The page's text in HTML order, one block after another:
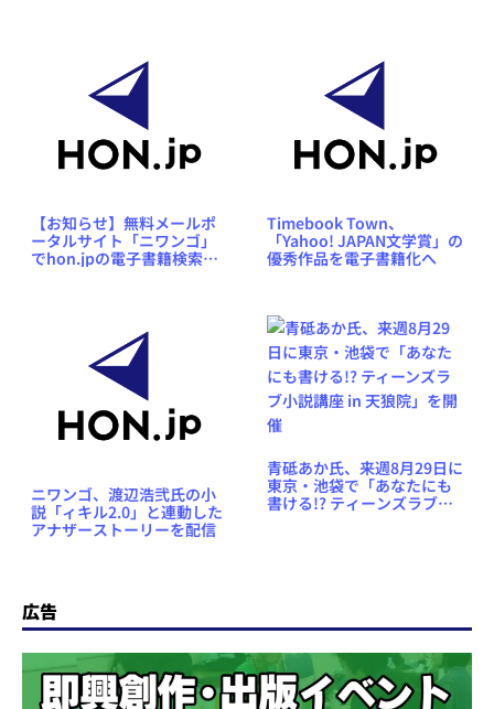
【お知らせ】無料メールポ
ータルサイト「ニワンゴ」
でhon.jpの電子書籍検索が
Timebook Town、
「Yahoo! JAPAN文学賞」の
優秀作品を電子書籍化へ
ニワンゴ、渡辺浩弐氏の小
説「ィキル2.0」と連動した
アナザーストーリーを配信
青砥あか氏、来週8月29日に
東京・池袋で「あなたにも
書ける!? ティーンズラブ小
広告